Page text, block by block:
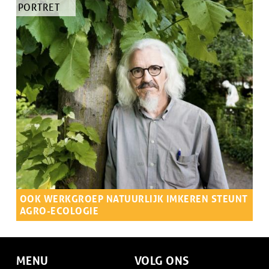
eigen permacultuur.
TYPE
ARTIKEL
PORTRET
OOK WERKGROEP NATUURLIJK IMKEREN STEUNT
AGRO-ECOLOGIE
MENU VOLG ONS